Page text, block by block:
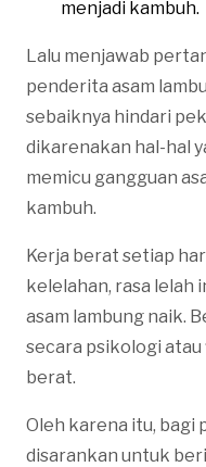
menjadi kambuh.
Lalu menjawab
penderita asam
sebaiknya hindari
dikarenakan hal-hal
memicu gangguan
kambuh.
Kerja berat setiap
kelelahan, rasa lelah
asam lambung naik.
secara psikologi
berat.
Oleh karena itu, bagi
disarankan untuk